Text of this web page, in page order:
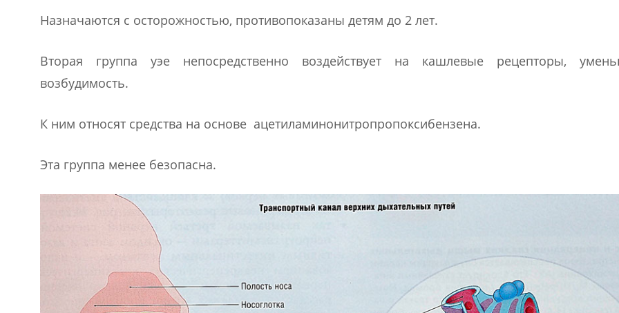
Назначаются с осторожностью, противопоказаны детям до 2 лет.
Вторая группа уэе непосредственно воздействует на кашлевые рецепторы,
возбудимость.
К ним относят средства на основе ацетиламинонитропропоксибензена.
Эта группа менее безопасна.